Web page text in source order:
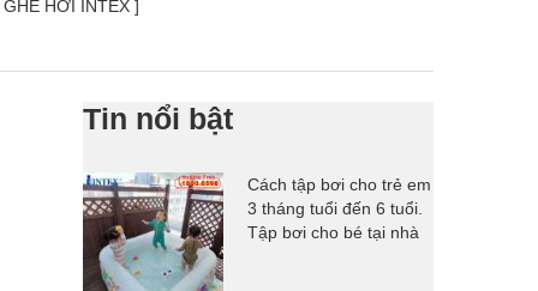
GHẾ HƠI INTEX ]
Tin nổi bật
Cách tập bơi cho trẻ em
3 tháng tuổi đến 6 tuổi.
Tập bơi cho bé tại nhà